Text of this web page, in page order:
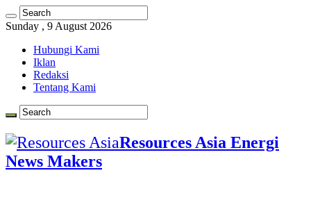
Sunday , 9 August 2026
Hubungi Kami
Iklan
Redaksi
Tentang Kami
Resources Asia Energi
News Makers